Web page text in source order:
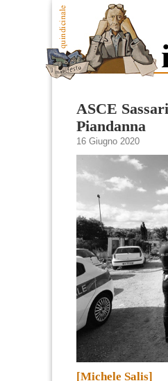
ASCE
Piandanna
16 Giugno 2020
[Michele Salis]